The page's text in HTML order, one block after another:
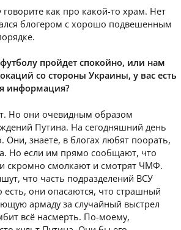
как про какой-то храм. Нет
блогером с хорошо подвешенным
пройдет спокойно, или нам
со стороны Украины, у вас есть
информация?
Но они очевидным образом
Путина. На сегодняшний день
Они, знаете, в блогах любят поорать,
Но если им прямо сообщают, что
скромно смолкают и смотрят ЧМФ.
что часть подразделений ВСУ
они опасаются, что страшный
армаду за случайный выстрел
всё насмерть. По-моему,